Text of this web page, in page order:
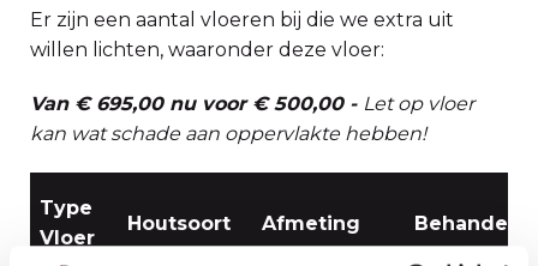
Er zijn een aantal vloeren bij die we extra uit
willen lichten, waaronder deze vloer:
Van € 695,00 nu voor € 500,00 - Let op vloer
kan wat schade aan oppervlakte hebben!
Type
Vloer
Houtsoort Afmeting